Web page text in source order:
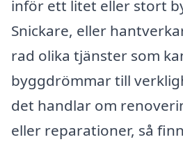
inför ett litet eller stort
Snickare, eller
rad olika tjänster som
byggdrömmar till
det handlar om
eller reparationer, så